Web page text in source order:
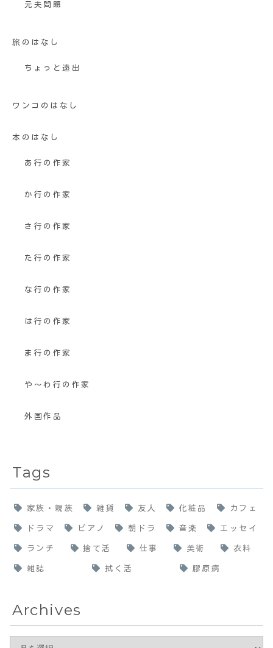
元夫問題
旅のはなし
ちょっと遠出
ワンコのはなし
本のはなし
あ行の作家
か行の作家
さ行の作家
た行の作家
な行の作家
は行の作家
ま行の作家
や〜わ行の作家
外国作品
Tags
家族・親族 雑貨 友人 化粧品 カフェ
ドラマ ピアノ 朝ドラ 音楽 エッセイ
ランチ 捨て活 仕事 美術 衣料
雑誌 拭く活 膠原病
Archives